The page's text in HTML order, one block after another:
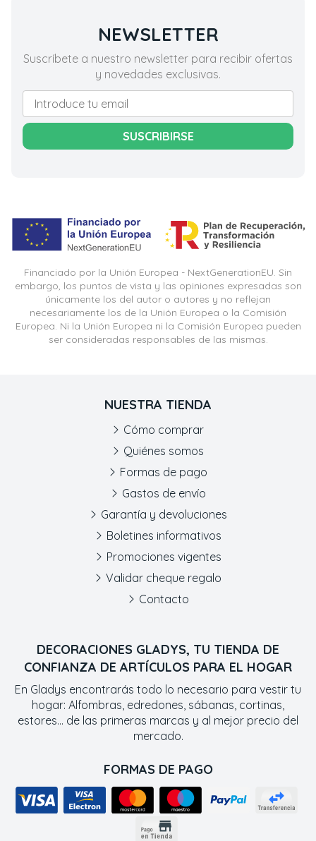
NEWSLETTER
Suscríbete a nuestro newsletter para recibir ofertas
y novedades exclusivas.
SUSCRIBIRSE
Financiado por la Unión Europea - NextGenerationEU. Sin
embargo, los puntos de vista y las opiniones expresadas son
únicamente los del autor o autores y no reflejan
necesariamente los de la Unión Europea o la Comisión
Europea. Ni la Unión Europea ni la Comisión Europea pueden
ser consideradas responsables de las mismas.
DECORACIONES GLADYS, TU TIENDA DE
CONFIANZA DE ARTÍCULOS PARA EL HOGAR
En Gladys encontrarás todo lo necesario para vestir tu
hogar: Alfombras, edredones, sábanas, cortinas,
estores... de las primeras marcas y al mejor precio del
mercado.
FORMAS DE PAGO
NUESTRA TIENDA
Cómo comprar
Quiénes somos
Formas de pago
Gastos de envío
Garantía y devoluciones
Boletines informativos
Promociones vigentes
Validar cheque regalo
Contacto